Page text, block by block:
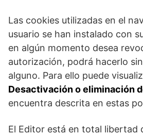
Las cookies utilizadas en el
usuario se han instalado con
en algún momento desea
autorización, podrá hacerlo
alguno. Para ello puede
Desactivación o eliminación
encuentra descrita en estas
El Editor está en total libertad